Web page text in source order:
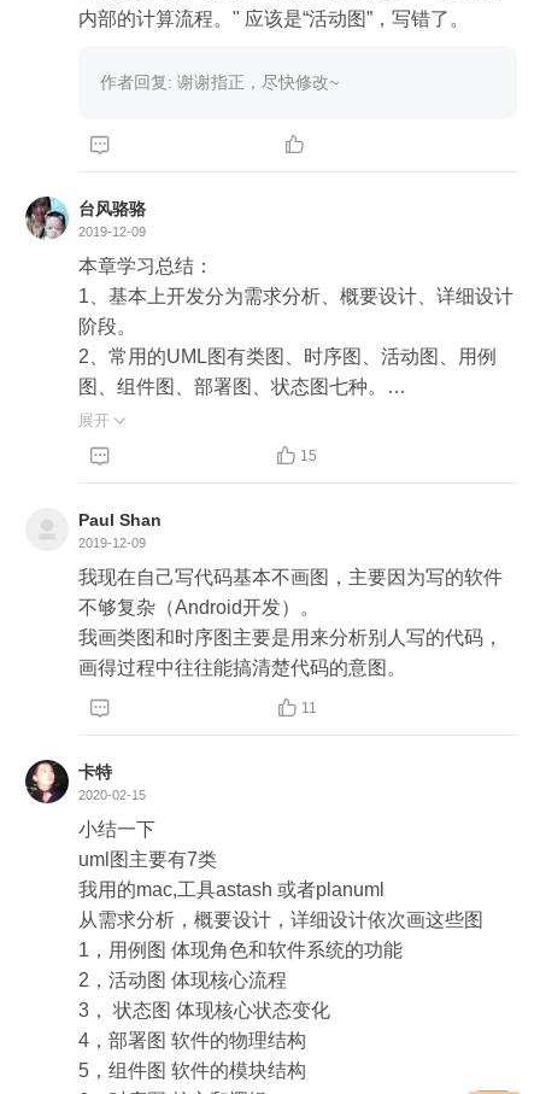
内部的计算流程。" 应该是“活动图”，写错了。
作者回复: 谢谢指正，尽快修改~
 
台风骆骆
2019-12-09
本章学习总结：
1、基本上开发分为需求分析、概要设计、详细设计
阶段。
2、常用的UML图有类图、时序图、活动图、用例
图、组件图、部署图、状态图七种。
     类图是用来描述类之间的关系以及类中包含的属
性和方法的，可以在需求分析阶段的领域模型用简
系的，可以在需求分析、概要设计、详细设计都用
得到。
     活动图则是表达了过程和业务逻辑的，有点像流
程图，在三个阶段都可以应用。
     用例图是用来表达用户与软件系统的交互，用来
析。
赖关系，是静态的，如果要表达调用关系需要用时
     部署图是用于表达物理上面的软件部署情况，一
般用于概要设计阶段。
     状态图则是表达某个组件或某个类的状态迁移情
况。可以用于详细设计和需求分析阶段。
3、不同阶段需要描述的东西不一样，用的图也不一
样相同。
展开 
  15
Paul Shan
2019-12-09
我现在自己写代码基本不画图，主要因为写的软件
不够复杂（Android开发）。
我画类图和时序图主要是用来分析别人写的代码，
画得过程中往往能搞清楚代码的意图。
  11
卡特
2020-02-15
小结一下
uml图主要有7类
我用的mac,工具astash 或者planuml
从需求分析，概要设计，详细设计依次画这些图
1，用例图 体现角色和软件系统的功能
2，活动图 体现核心流程
3， 状态图 体现核心状态变化
4，部署图 软件的物理结构
5，组件图 软件的模块结构